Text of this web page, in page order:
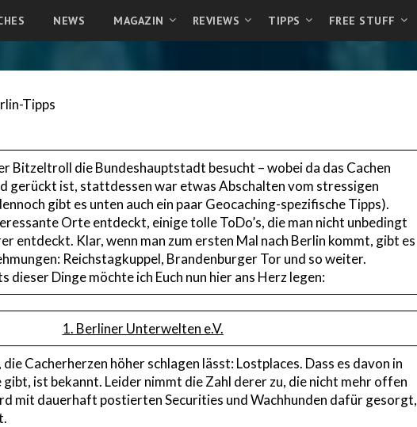
NEWS MAGAZIN REVIEWS TIPPS FREE STUFF
Tipps
Bitzeltroll die Bundeshauptstadt besucht – wobei da das Cachen
gerückt ist, stattdessen war etwas Abschalten vom stressigen
gibt es unten auch ein paar Geocaching-spezifische Tipps).
Orte entdeckt, einige tolle ToDo’s, die man nicht unbedingt
entdeckt. Klar, wenn man zum ersten Mal nach Berlin kommt, gibt es
Reichstagkuppel, Brandenburger Tor und so weiter.
dieser Dinge möchte ich Euch nun hier ans Herz legen:
1. Berliner Unterwelten e.V.
die Cacherherzen höher schlagen lässt: Lostplaces. Dass es davon in
gibt, ist bekannt. Leider nimmt die Zahl derer zu, die nicht mehr offen
mit dauerhaft postierten Securities und Wachhunden dafür gesorgt,